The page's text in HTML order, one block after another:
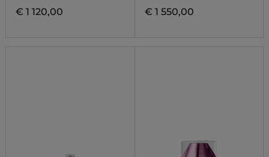
€ 1 120,00 € 1 550,00